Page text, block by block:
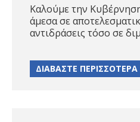
Καλούμε την
άμεσα σε
αντιδράσεις τόσο σε
ΔΙΑΒΑΣΤΕ ΠΕΡΙΣΣΟΤΕΡΑ